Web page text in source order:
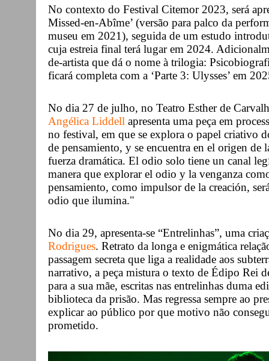
No contexto do Festival Citemor 2023, será
Missed-en-Abîme’ (versão para palco da
museu em 2021), seguida de um estudo
cuja estreia final terá lugar em 2024.
de-artista que dá o nome à trilogia:
ficará completa com a ‘Parte 3: Ulysses’ em
No dia 27 de julho, no Teatro Esther de
Angélica Liddell apresenta uma peça em
no festival, em que se explora o papel criativo
de pensamiento, y se encuentra en el origen de
fuerza dramática. El odio solo tiene un canal
manera que explorar el odio y la venganza
pensamiento, como impulsor de la creación,
odio que ilumina."
No dia 29, apresenta-se “Entrelinhas”, uma
Rodrigues. Retrato da longa e enigmática
passagem secreta que liga a realidade aos
narrativo, a peça mistura o texto de Édipo Rei
para a sua mãe, escritas nas entrelinhas duma
biblioteca da prisão. Mas regressa sempre ao
explicar ao público por que motivo não
prometido.